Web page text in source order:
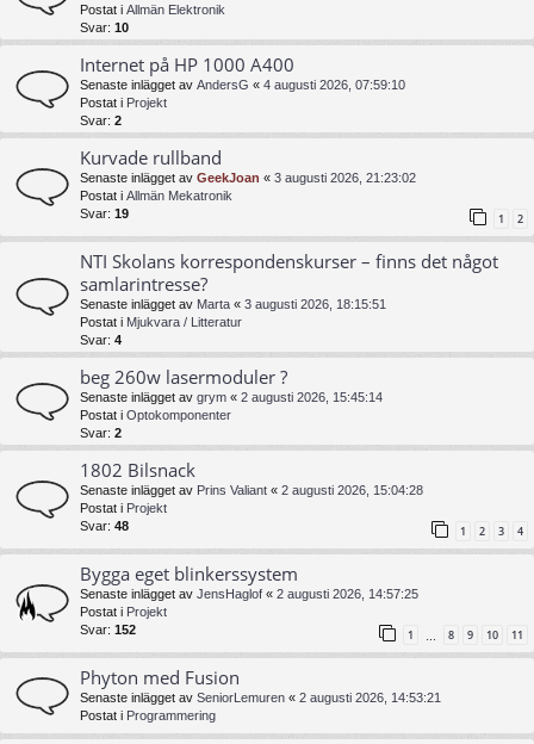
Postat i Allmän Elektronik
Svar: 10
Internet på HP 1000 A400
Senaste inlägget av AndersG « 4 augusti 2026, 07:59:10
Postat i Projekt
Svar: 2
Kurvade rullband
Senaste inlägget av GeekJoan « 3 augusti 2026, 21:23:02
Postat i Allmän Mekatronik
Svar: 19 1 2
NTI Skolans korrespondenskurser – finns det något
samlarintresse?
Senaste inlägget av Marta « 3 augusti 2026, 18:15:51
Postat i Mjukvara / Litteratur
Svar: 4
beg 260w lasermoduler ?
Senaste inlägget av grym « 2 augusti 2026, 15:45:14
Postat i Optokomponenter
Svar: 2
1802 Bilsnack
Senaste inlägget av Prins Valiant « 2 augusti 2026, 15:04:28
Postat i Projekt
Svar: 48 1 2 3 4
Bygga eget blinkerssystem
Senaste inlägget av JensHaglof « 2 augusti 2026, 14:57:25
Postat i Projekt
Svar: 152 1 8 9 10 11
Phyton med Fusion
Senaste inlägget av SeniorLemuren « 2 augusti 2026, 14:53:21
Postat i Programmering